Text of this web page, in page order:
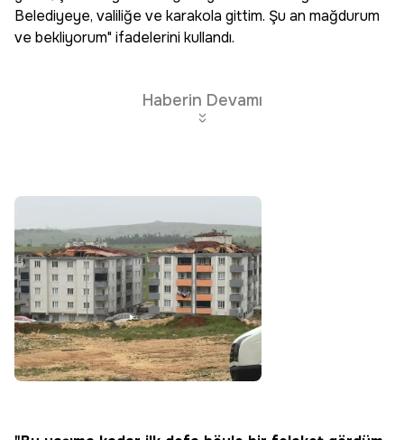
Belediyeye, valiliğe ve karakola gittim. Şu an mağdurum
ve bekliyorum" ifadelerini kullandı.
Haberin Devamı